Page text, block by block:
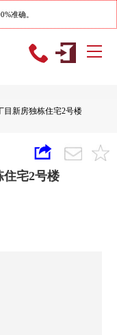
准确。
目新房独栋住宅2号楼
住宅2号楼